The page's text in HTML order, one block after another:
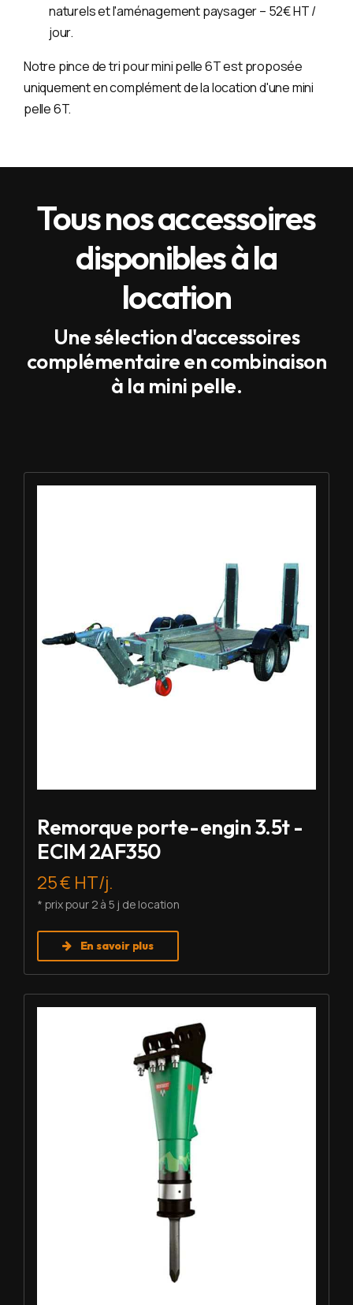
naturels et l'aménagement paysager – 52€ HT /
jour.
Notre pince de tri pour mini pelle 6T est proposée
uniquement en complément de la location d'une mini
pelle 6T.
Tous nos accessoires
disponibles à la
location
Une sélection d'accessoires
complémentaire en combinaison
à la mini pelle.
Remorque porte-engin 3.5t -
ECIM 2AF350
25 € HT/j.
* prix pour 2 à 5 j de location
En savoir plus
Louer Remorque porte-engin 3.5t - ECIM 2AF350
Louer BRH - Montabert SC-08